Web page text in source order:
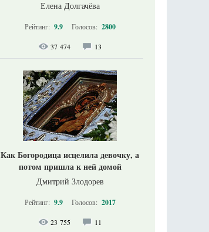
Елена Долгачёва
Рейтинг: 9.9 Голосов: 2800
37 474 13
Как Богородица исцелила девочку, а
потом пришла к ней домой
Дмитрий Злодорев
Рейтинг: 9.9 Голосов: 2017
23 755 11